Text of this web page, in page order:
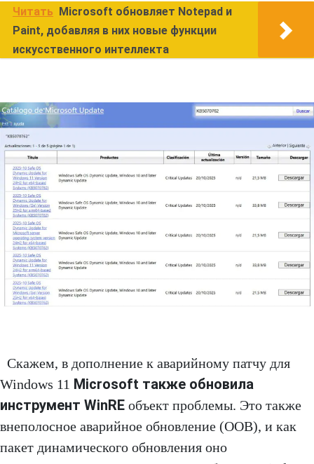
Читать
Microsoft обновляет Notepad и
Paint, добавляя в них новые функции
искусственного интеллекта
Скажем, в дополнение к аварийному патчу для
Windows 11 Microsoft также обновила
инструмент WinRE объект проблемы. Это также
внеполосное аварийное обновление (OOB), и как
пакет динамического обновления оно